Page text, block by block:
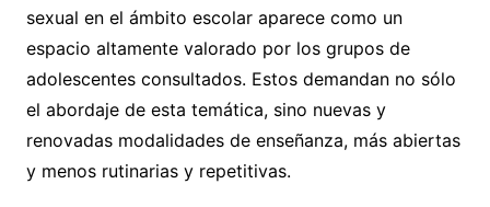
sexual en el ámbito escolar aparece como un
espacio altamente valorado por los grupos de
adolescentes consultados. Estos demandan no sólo
el abordaje de esta temática, sino nuevas y
renovadas modalidades de enseñanza, más abiertas
y menos rutinarias y repetitivas.